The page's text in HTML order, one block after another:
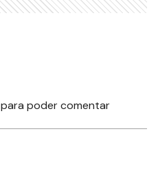
para poder comentar